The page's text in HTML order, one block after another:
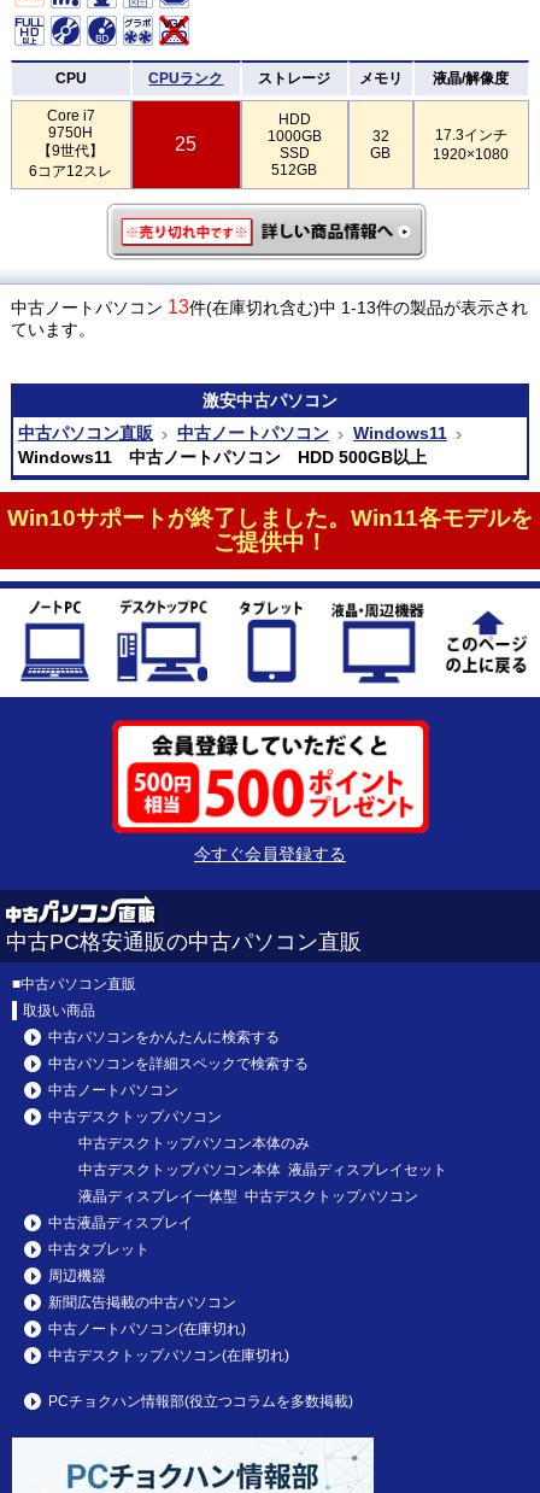
CPU CPUランク ストレージ メモリ 液晶/解像度
Core i7
9750H
【9世代】
6コア12スレ
25
HDD
1000GB
SSD
512GB
32
GB
17.3インチ
1920×1080
中古ノートパソコン 13件(在庫切れ含む)中 1-13件の製品が表示され
ています。
激安中古パソコン
中古パソコン直販
中古ノートパソコン
Windows11
Windows11 中古ノートパソコン HDD 500GB以上
Win10サポートが終了しました。Win11各モデルを
ご提供中！
今すぐ会員登録する
中古PC格安通販の中古パソコン直販
■中古パソコン直販
取扱い商品
中古パソコンをかんたんに検索する
中古パソコンを詳細スペックで検索する
中古ノートパソコン
中古デスクトップパソコン
中古デスクトップパソコン本体のみ
中古デスクトップパソコン本体 液晶ディスプレイセット
液晶ディスプレイ一体型 中古デスクトップパソコン
中古液晶ディスプレイ
中古タブレット
周辺機器
新聞広告掲載の中古パソコン
中古ノートパソコン(在庫切れ)
中古デスクトップパソコン(在庫切れ)
PCチョクハン情報部(役立つコラムを多数掲載)